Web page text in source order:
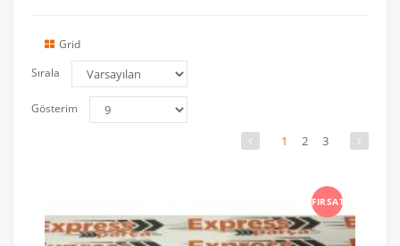
Grid
Sırala
Gösterim
1 2 3
FIRSAT